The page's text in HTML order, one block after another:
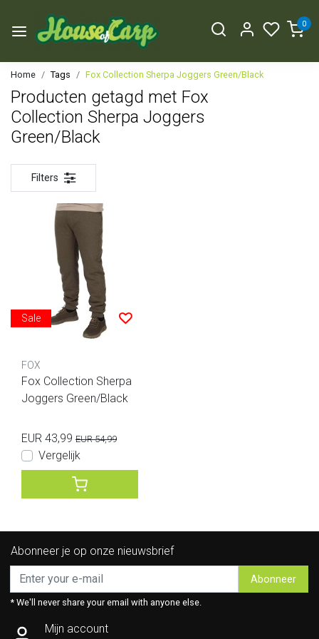
0
Home Tags Fox Collection Sherpa Joggers Green/Black
Producten getagd met Fox
Collection Sherpa Joggers
Green/Black
Filters
Sale
FOX
Fox Collection Sherpa
Joggers Green/Black
EUR 43,99 EUR 54,99
Vergelijk
Abonneer je op onze nieuwsbrief
Abonneer
* We'll never share your email with anyone else.
Mijn account